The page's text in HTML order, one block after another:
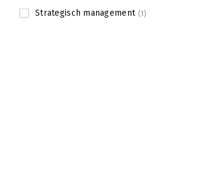
Strategisch management (1)